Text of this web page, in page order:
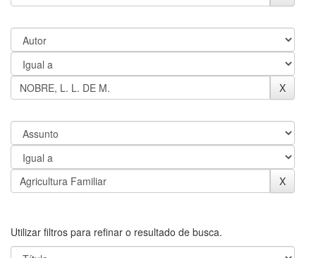
Utilizar filtros para refinar o resultado de busca.